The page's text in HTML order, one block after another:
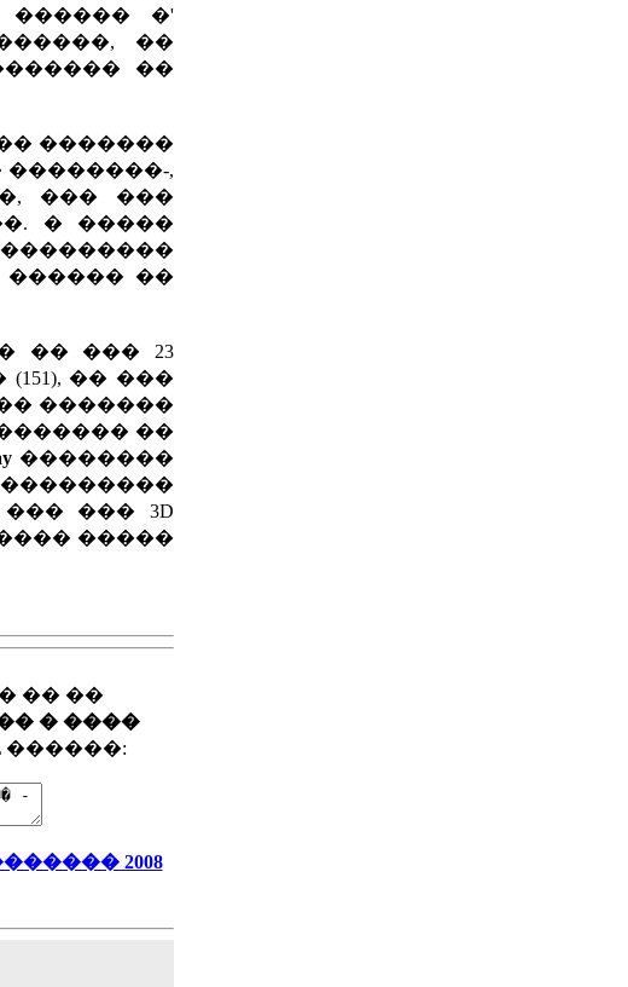
������ �'
��
��
�������
��������-,
��� ���
� �����
������ ��
�� ��� 23
�� ���
�������
��
��������
��� 3D
�����
�� ��
� ����
������:
2008